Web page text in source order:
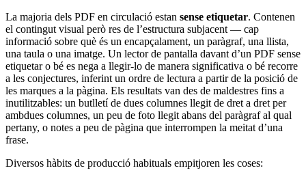
La majoria dels PDF en circulació estan sense etiquetar. Contenen
el contingut visual però res de l’estructura subjacent — cap
informació sobre què és un encapçalament, un paràgraf, una llista,
una taula o una imatge. Un lector de pantalla davant d’un PDF sense
etiquetar o bé es nega a llegir-lo de manera significativa o bé recorre
a les conjectures, inferint un ordre de lectura a partir de la posició de
les marques a la pàgina. Els resultats van des de maldestres fins a
inutilitzables: un butlletí de dues columnes llegit de dret a dret per
ambdues columnes, un peu de foto llegit abans del paràgraf al qual
pertany, o notes a peu de pàgina que interrompen la meitat d’una
frase.
Diversos hàbits de producció habituals empitjoren les coses: